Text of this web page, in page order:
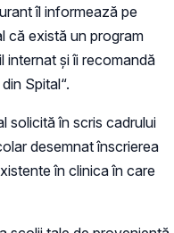
îl informează pe
că există un program
și îi recomandă
Spital“.
solicită în scris cadrului
desemnat înscrierea
în clinica în care